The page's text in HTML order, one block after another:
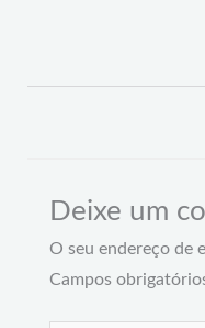
Deixe um
O seu endereço de
Campos